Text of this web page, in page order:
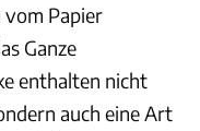
vom Papier
Ganze
enthalten nicht
auch eine Art